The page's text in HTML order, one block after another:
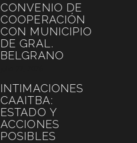
CONVENIO DE
COOPERACIÓN
CON MUNICIPIO
DE GRAL.
BELGRANO
INTIMACIONES
CAAITBA:
ESTADO Y
ACCIONES
POSIBLES